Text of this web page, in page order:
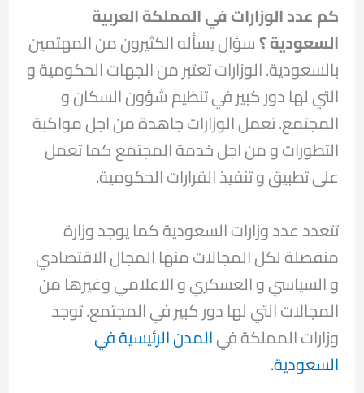
كم عدد الوزارات في المملكة العربية
السعودية ؟سؤال يسأله الكثيرون من المهتمين
بالسعودية. الوزارات تعتبر من الجهات الحكومية و
التي لها دور كبير في تنظيم شؤون السكان و
المجتمع. تعمل الوزارات جاهدة من اجل مواكبة
التطورات و من اجل خدمة المجتمع كما تعمل
على تطبيق و تنفيذ القرارات الحكومية.
تتعدد عدد وزارات السعودية كما يوجد وزارة
منفصلة لكل المجالات منها المجال الاقتصادي
و السياسي و العسكري و الاعلامي وغيرها من
المجالات التي لها دور كبير في المجتمع. توجد
وزارات المملكة فيالمدن الرئيسية في
السعودية.